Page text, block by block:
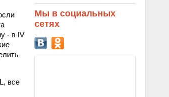
- в IV
все
Мы в социальных
сетях